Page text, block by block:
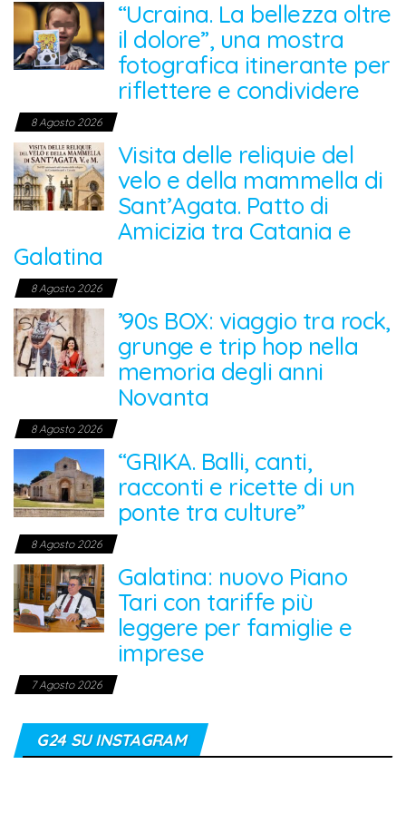
“Ucraina. La bellezza oltre
il dolore”, una mostra
fotografica itinerante per
riflettere e condividere
8 Agosto 2026
Visita delle reliquie del
velo e della mammella di
Sant’Agata. Patto di
Amicizia tra Catania e
Galatina
8 Agosto 2026
’90s BOX: viaggio tra rock,
grunge e trip hop nella
memoria degli anni
Novanta
8 Agosto 2026
“GRIKA. Balli, canti,
racconti e ricette di un
ponte tra culture”
8 Agosto 2026
Galatina: nuovo Piano
Tari con tariffe più
leggere per famiglie e
imprese
7 Agosto 2026
G24 SU INSTAGRAM